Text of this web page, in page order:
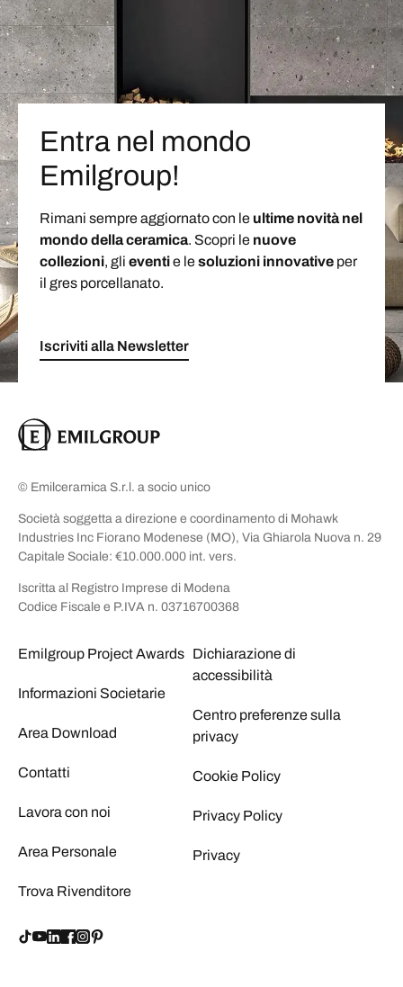
Entra nel mondo
Emilgroup!
Rimani sempre aggiornato con le ultime novità nel
mondo della ceramica. Scopri le nuove
collezioni, gli eventie lesoluzioni innovative per
il gres porcellanato.
Iscriviti alla Newsletter
© Emilceramica S.r.l. a socio unico
Società soggetta a direzione e coordinamento di Mohawk
Industries Inc Fiorano Modenese (MO), Via Ghiarola Nuova n. 29
Capitale Sociale: €10.000.000 int. vers.
Iscritta al Registro Imprese di Modena
Codice Fiscale e P.IVA n. 03716700368
Emilgroup Project Awards
Informazioni Societarie
Area Download
Contatti
Lavora con noi
Area Personale
Trova Rivenditore
Dichiarazione di
accessibilità
Centro preferenze sulla
privacy
Cookie Policy
Privacy Policy
Privacy